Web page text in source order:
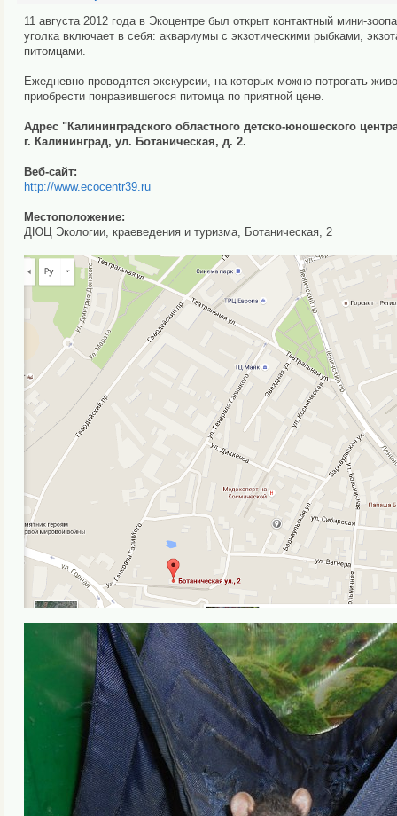
11 августа 2012 года в Экоцентре был открыт контактный мини-
уголка включает в себя: аквариумы с экзотическими рыбками,
питомцами.
Ежедневно проводятся экскурсии, на которых можно потрогать
приобрести понравившегося питомца по приятной цене.
Адрес "Калининградского областного детско-юношеского
г. Калининград, ул. Ботаническая, д. 2.
Веб-сайт:
http://www.ecocentr39.ru
Местоположение:
ДЮЦ Экологии, краеведения и туризма, Ботаническая, 2